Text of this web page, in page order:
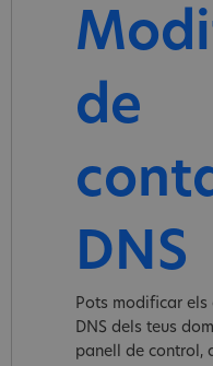
de
DNS
Pots modificar
DNS dels teus
panell de control,